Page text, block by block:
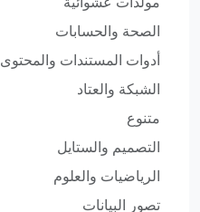
الصحة والحسابات
أدوات المستندات والمحتوى
الشبكة والعتاد
متنوع
التصميم والستايل
الرياضيات والعلوم
تصور البيانات